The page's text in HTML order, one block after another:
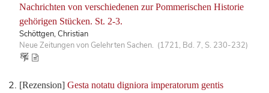
Nachrichten von verschiedenen zur Pommerischen Historie
gehörigen Stücken. St. 2-3.
Schöttgen, Christian
Neue Zeitungen von Gelehrten Sachen. (1721, Bd. 7, S. 230-232)
[Rezension] Gesta notatu digniora imperatorum gentis